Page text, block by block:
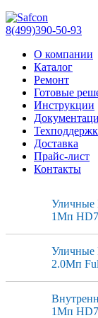
8(499)390-50-93
О компании
Каталог
Ремонт
Готовые
Инструкции
Доставка
Прайс-лист
Контакты
Уличные
1Мп
Уличные
2.0Мп
1Мп